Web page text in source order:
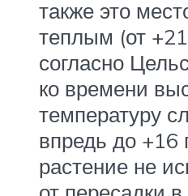
также это
теплым (от
согласно
ко времени
температуру
впредь до +16
растение не